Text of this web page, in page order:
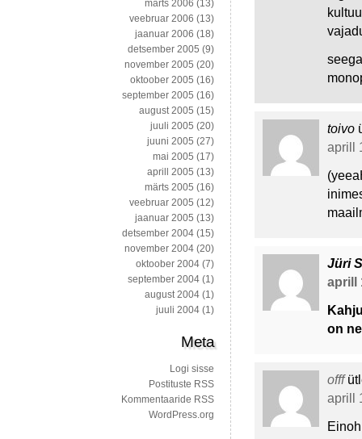
toivo
aprill
Jüri
aprill
on
offf
aprill
märts 2006 (13)
veebruar 2006 (13)
jaanuar 2006 (18)
detsember 2005 (9)
november 2005 (20)
oktoober 2005 (16)
september 2005 (16)
august 2005 (15)
juuli 2005 (20)
juuni 2005 (27)
mai 2005 (17)
aprill 2005 (13)
märts 2005 (16)
veebruar 2005 (12)
jaanuar 2005 (13)
detsember 2004 (15)
november 2004 (20)
oktoober 2004 (7)
september 2004 (1)
august 2004 (1)
juuli 2004 (1)
Meta
Logi sisse
Postituste RSS
Kommentaaride RSS
WordPress.org